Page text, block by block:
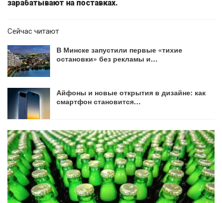
зарабатывают на поставках.
Сейчас читают
В Минске запустили первые «тихие
остановки» без рекламы и…
Айфоны и новые открытия в дизайне: как
смартфон становится…